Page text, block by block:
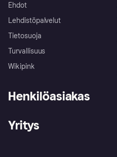
Ehdot
Lehdistöpalvelut
Tietosuoja
Turvallisuus
Wikipink
Henkilöasiakas
Kirjaudu sisään
Yritys